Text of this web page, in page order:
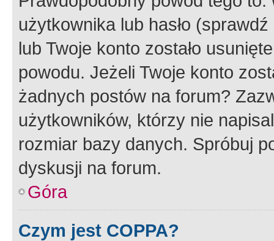
użytkownika lub hasło
lub Twoje konto zostało
powodu. Jeżeli Twoje konto
żadnych postów na forum?
użytkowników, którzy nie
rozmiar bazy danych. Spróbuj
dyskusji na forum.
Góra
Czym jest COPPA?